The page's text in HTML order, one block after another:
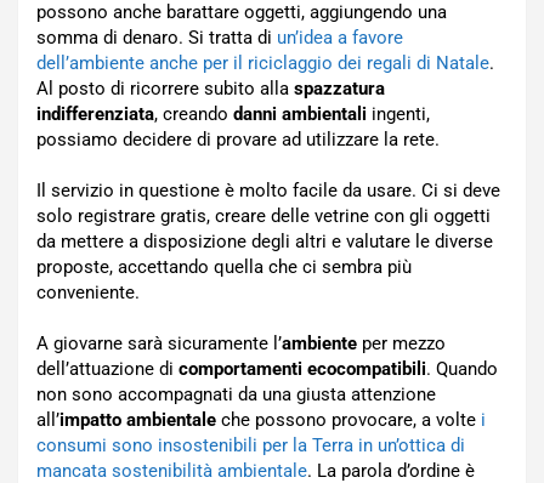
possono anche barattare oggetti, aggiungendo una
somma di denaro. Si tratta di un’idea a favore
dell’ambiente anche per il riciclaggio dei regali di Natale.
Al posto di ricorrere subito alla spazzatura
indifferenziata, creando danni ambientali ingenti,
possiamo decidere di provare ad utilizzare la rete.
Il servizio in questione è molto facile da usare. Ci si deve
solo registrare gratis, creare delle vetrine con gli oggetti
da mettere a disposizione degli altri e valutare le diverse
proposte, accettando quella che ci sembra più
conveniente.
A giovarne sarà sicuramente l’ambiente per mezzo
dell’attuazione di comportamenti ecocompatibili. Quando
non sono accompagnati da una giusta attenzione
all’impatto ambientale che possono provocare, a volte i
consumi sono insostenibili per la Terra in un’ottica di
mancata sostenibilità ambientale. La parola d’ordine è